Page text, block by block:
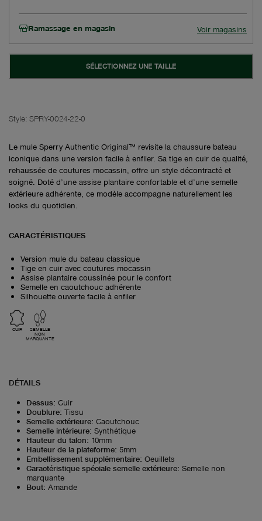
Ramassage en magasin Voir magasins
SÉLECTIONNEZ UNE TAILLE
Style: SPRY-0024-22-0
Le mule Sperry Authentic Original™ revisite la chaussure bateau
iconique dans une version facile à enfiler. Sa tige en cuir de qualité,
rehaussée de coutures mocassin, offre un style décontracté et
soigné. Doté d’une assise plantaire confortable et d’une semelle
extérieure adhérente, ce modèle accompagne naturellement les
looks du quotidien.
CARACTÉRISTIQUES
Version mule du bateau classique
Tige en cuir avec coutures mocassin
Assise plantaire coussinée pour le confort
Semelle en caoutchouc adhérente
Silhouette ouverte facile à enfiler
CUIR
SEMELLE
NON
MARQUANTE
DÉTAILS
Dessus: Cuir
Doublure: Tissu
Semelle extérieure: Caoutchouc
Semelle intérieure: Synthétique
Hauteur du talon: 10mm
Hauteur de la plateforme: 5mm
Embellissement supplémentaire: Oeuillets
Caractéristique spéciale semelle extérieure: Semelle non
marquante
Bout: Amande